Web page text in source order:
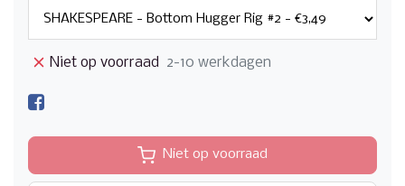
Niet op voorraad 2-10 werkdagen
Niet op voorraad